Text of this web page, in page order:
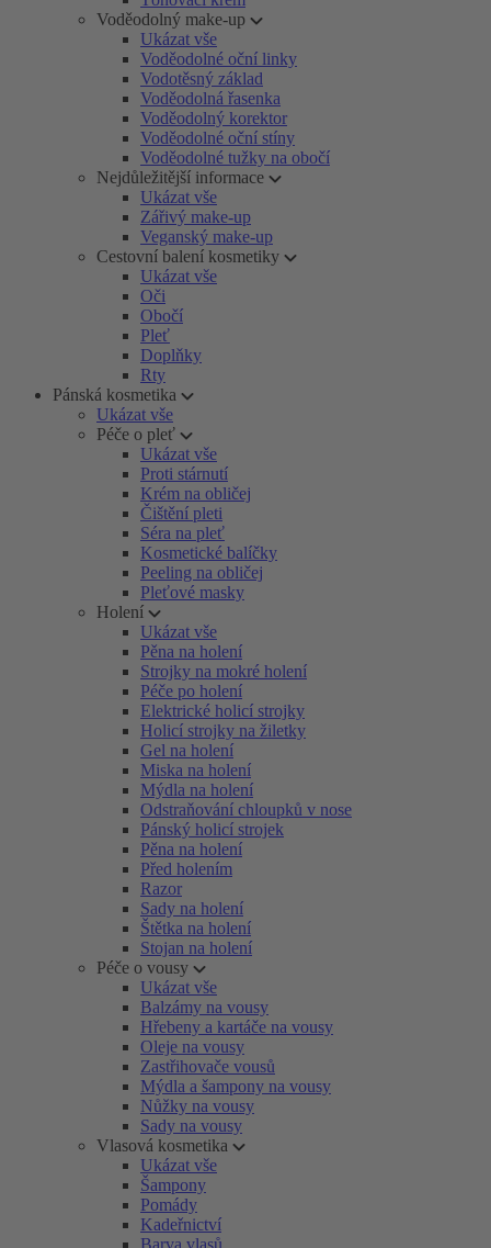
Voděodolný make-up
Ukázat vše
Voděodolné oční linky
Vodotěsný základ
Voděodolná řasenka
Voděodolný korektor
Voděodolné oční stíny
Voděodolné tužky na obočí
Nejdůležitější informace
Ukázat vše
Zářivý make-up
Veganský make-up
Cestovní balení kosmetiky
Ukázat vše
Oči
Obočí
Pleť
Doplňky
Rty
Pánská kosmetika
Ukázat vše
Péče o pleť
Ukázat vše
Proti stárnutí
Krém na obličej
Čištění pleti
Séra na pleť
Kosmetické balíčky
Peeling na obličej
Pleťové masky
Holení
Ukázat vše
Pěna na holení
Strojky na mokré holení
Péče po holení
Elektrické holicí strojky
Holicí strojky na žiletky
Gel na holení
Miska na holení
Mýdla na holení
Odstraňování chloupků v nose
Pánský holicí strojek
Pěna na holení
Před holením
Razor
Sady na holení
Štětka na holení
Stojan na holení
Péče o vousy
Ukázat vše
Balzámy na vousy
Hřebeny a kartáče na vousy
Oleje na vousy
Zastřihovače vousů
Mýdla a šampony na vousy
Nůžky na vousy
Sady na vousy
Vlasová kosmetika
Ukázat vše
Šampony
Pomády
Kadeřnictví
Barva vlasů